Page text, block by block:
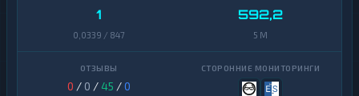
1
0,0339 / 847
592,2
5 M
0 / 0 / 45 /0